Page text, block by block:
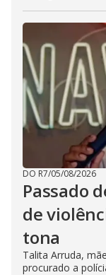
DO R7/05/08/2026
Passado
de
tona
Talita Arruda,
procurado a